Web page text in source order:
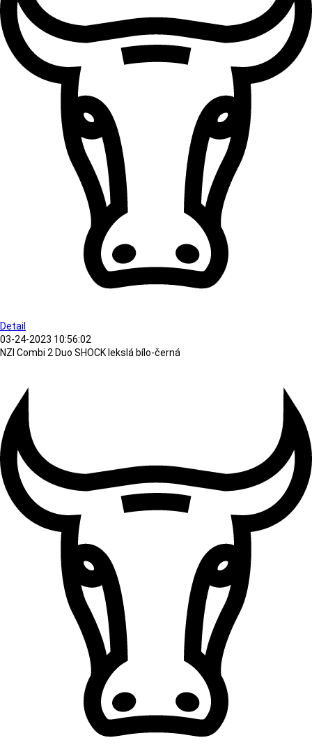
Detail
03-24-2023 10:56:02
NZI Combi 2 Duo SHOCK lekslá bílo-černá